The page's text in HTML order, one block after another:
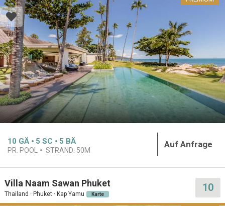
10 GÄ 5 SC 5 BÄ
PR. POOL STRAND: 50M
Auf Anfrage
Villa Naam Sawan Phuket
Thailand · Phuket · Kap Yamu Karte
10